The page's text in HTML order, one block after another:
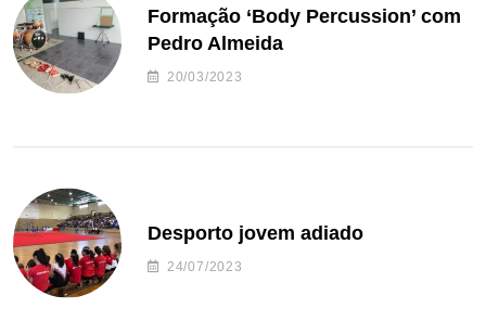
Formação ‘Body Percussion’ com
Pedro Almeida
20/03/2023
Desporto jovem adiado
24/07/2023